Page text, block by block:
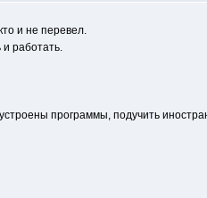
и не перевел.
работать.
программы, подучить